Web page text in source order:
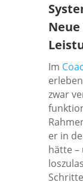
Im
zwar
er in
hätte –